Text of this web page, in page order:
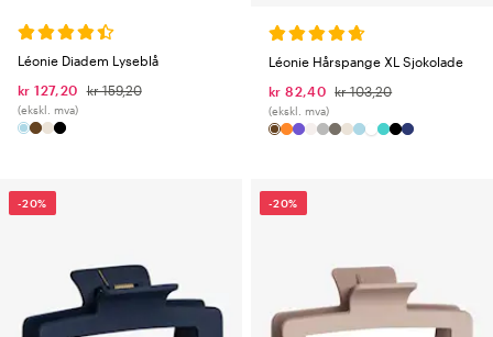
Léonie Diadem Lyseblå
kr 127,20
kr 159,20
(ekskl. mva)
Léonie Hårspange XL Sjokolade
kr 82,40 kr 103,20
(ekskl. mva)
-20% -20%